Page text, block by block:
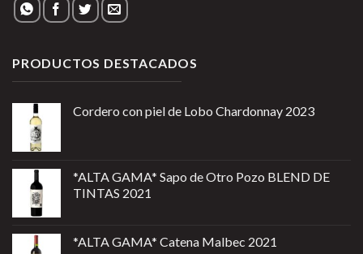
PRODUCTOS DESTACADOS
Cordero con piel de Lobo Chardonnay 2023
*ALTA GAMA* Sapo de Otro Pozo BLEND DE
TINTAS 2021
*ALTA GAMA* Catena Malbec 2021